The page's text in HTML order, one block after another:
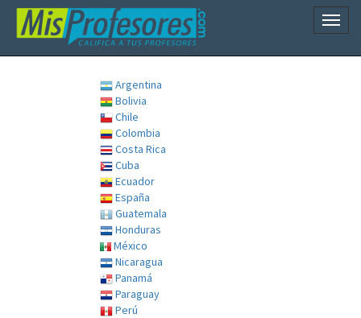
Argentina
Bolivia
Chile
Colombia
Costa Rica
Cuba
Ecuador
España
Guatemala
Honduras
México
Nicaragua
Panamá
Paraguay
Perú